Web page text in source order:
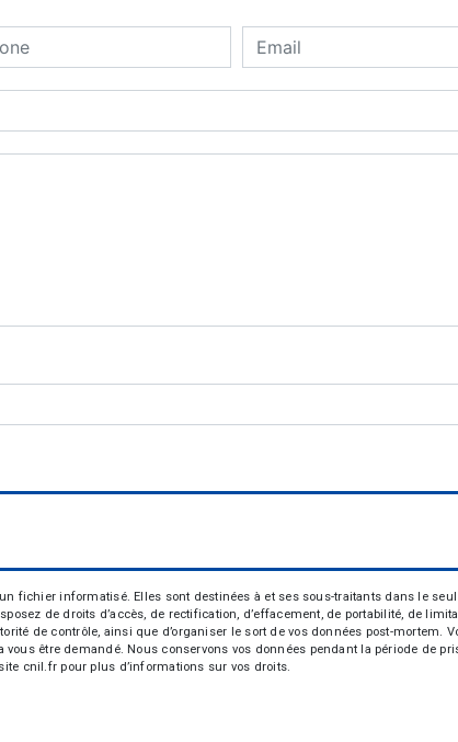
fichier informatisé. Elles sont destinées à et ses sous-traitants dans le
de droits d’accès, de rectification, d’effacement, de portabilité, de
de contrôle, ainsi que d’organiser le sort de vos données post-mortem.
être demandé. Nous conservons vos données pendant la période de
cnil.fr pour plus d’informations sur vos droits.